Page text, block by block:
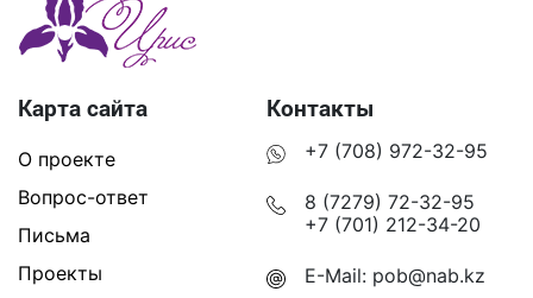
Карта сайта
О проекте
Вопрос-ответ
Письма
Проекты
Контакты
+7 (708) 972-32-95
8 (7279) 72-32-95
+7 (701) 212-34-20
E-Mail: pob@nab.kz